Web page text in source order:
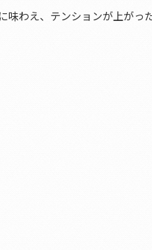
味わえ、テンションが上がっ